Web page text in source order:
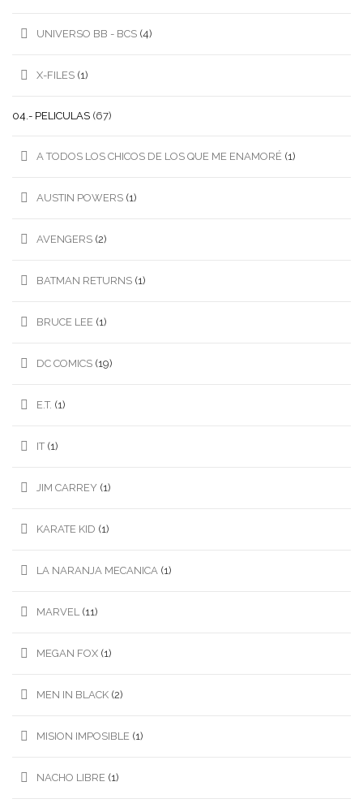
UNIVERSO BB - BCS (4)
X-FILES (1)
04.- PELICULAS (67)
A TODOS LOS CHICOS DE LOS QUE ME ENAMORÉ (1)
AUSTIN POWERS (1)
AVENGERS (2)
BATMAN RETURNS (1)
BRUCE LEE (1)
DC COMICS (19)
E.T. (1)
IT (1)
JIM CARREY (1)
KARATE KID (1)
LA NARANJA MECANICA (1)
MARVEL (11)
MEGAN FOX (1)
MEN IN BLACK (2)
MISION IMPOSIBLE (1)
NACHO LIBRE (1)